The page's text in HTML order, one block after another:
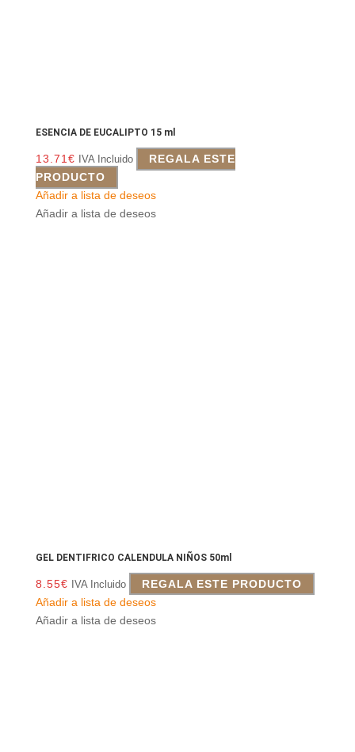
ESENCIA DE EUCALIPTO 15 ml
13.71€ IVA Incluido
REGALA ESTE
PRODUCTO
Añadir a lista de deseos
Añadir a lista de deseos
GEL DENTIFRICO CALENDULA NIÑOS 50ml
8.55€ IVA Incluido
REGALA ESTE PRODUCTO
Añadir a lista de deseos
Añadir a lista de deseos